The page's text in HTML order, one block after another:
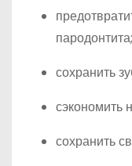
пародонтита;
сохранить
сэкономить
сохранить